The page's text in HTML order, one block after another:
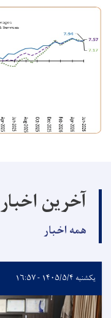
آخرین اخبار
همه اخبار
یکشنبه ۱۴۰۵/۵/۴ - ۱۶:۵۷